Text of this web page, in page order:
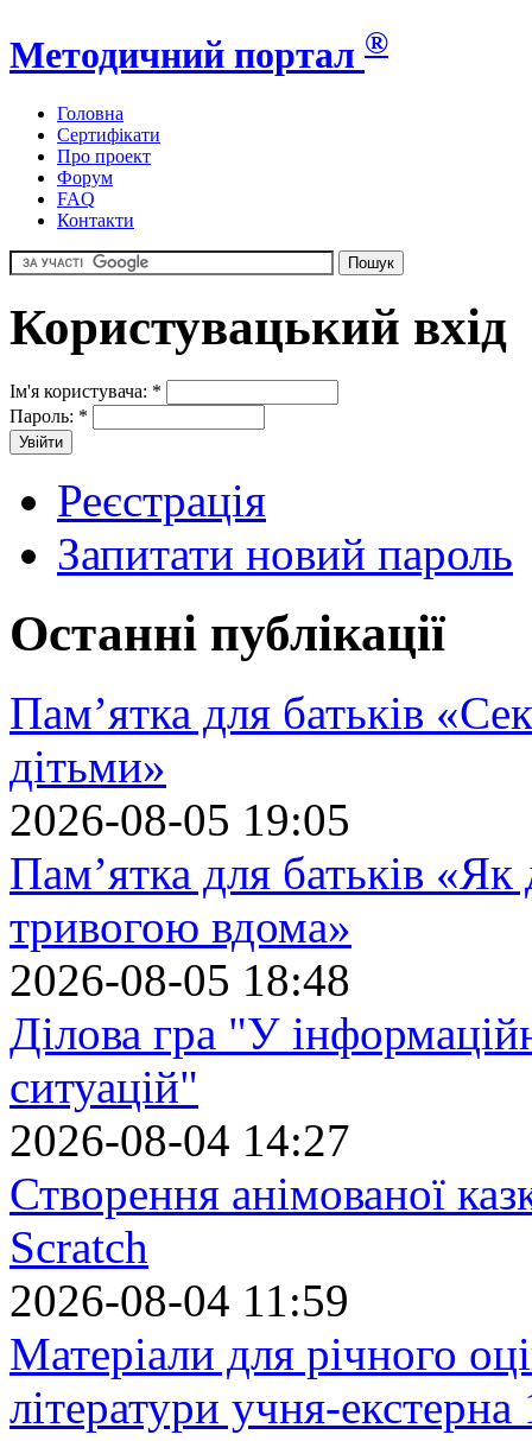
Методичний портал ®
Головна
Сертифікати
Про проект
Форум
FAQ
Контакти
Користувацький вхід
Ім'я користувача: *
Пароль: *
Реєстрація
Запитати новий пароль
Останні публікації
Пам’ятка для батьків
дітьми»
2026-08-05 19:05
Пам’ятка для батьків
тривогою вдома»
2026-08-05 18:48
Ділова гра "У
ситуацій"
2026-08-04 14:27
Створення анімованої
Scratch
2026-08-04 11:59
Матеріали для річного
літератури учня-екстерна